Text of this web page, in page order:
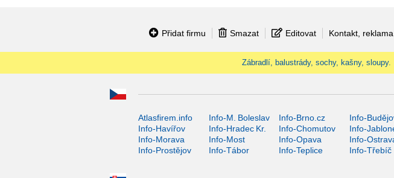
Přidat firmu Smazat Editovat Kontakt,
Zábradlí, balustrády, sochy, kašny, sloupy.
Atlasfirem.info Info-M. Boleslav Info-Brno.cz Info-
Info-Havířov
Info-Hradec Kr. Info-Chomutov Info-
Info-Morava
Info-Most Info-Opava Info-
Info-Prostějov
Info-Tábor Info-Teplice Info-Třebíč